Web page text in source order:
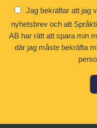
Jag bekräftar att jag
nyhetsbrev och att
AB har rätt att spara min
där jag måste bekräfta